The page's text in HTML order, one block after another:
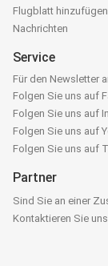
Flugblatt hinzufügen
Nachrichten
Service
Für den Newsletter
Folgen Sie uns auf
Folgen Sie uns auf
Folgen Sie uns auf
Folgen Sie uns auf
Partner
Sind Sie an einer
Kontaktieren Sie uns